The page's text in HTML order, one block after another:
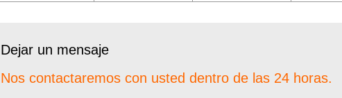
Dejar un mensaje
Nos contactaremos con usted dentro de las 24 horas.